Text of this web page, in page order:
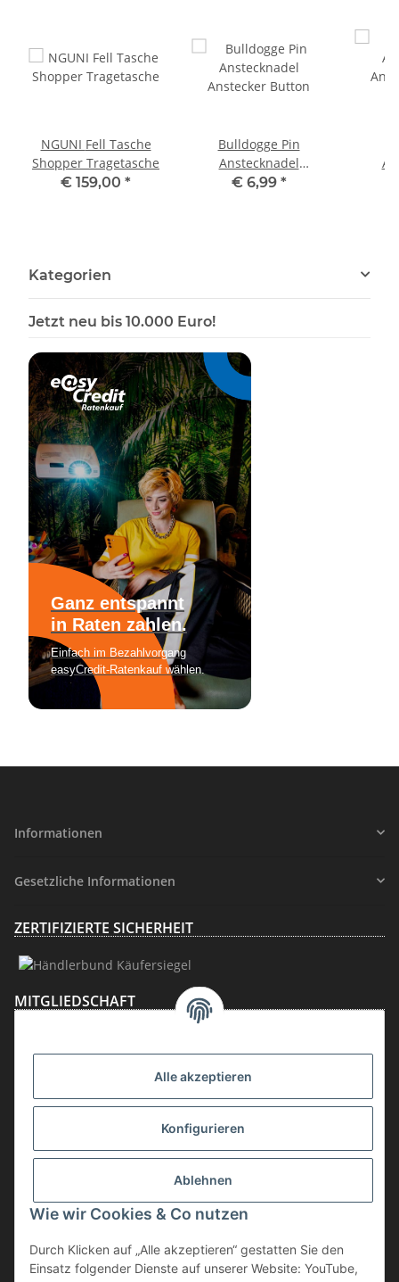
Alle akzeptieren
Konfigurieren
Ablehnen
Wie wir Cookies & Co nutzen
Durch Klicken auf „Alle akzeptieren“ gestatten Sie den
Einsatz folgender Dienste auf unserer Website: YouTube,
NGUNI Fell Tasche
Shopper Tragetasche
€ 159,00 *
Bulldogge Pin
Anstecknadel
Anstecker Button
€ 6,99 *
Kategorien
Jetzt neu bis 10.000 Euro!
Informationen
Gesetzliche Informationen
ZERTIFIZIERTE SICHERHEIT
MITGLIEDSCHAFT
Vertrag widerrufen
Die Ware unterliegt der Differenzbesteuerung. Daher wird die im
Kaufpreis enthaltene Umsatzsteuer in der Rechnung nicht gesondert